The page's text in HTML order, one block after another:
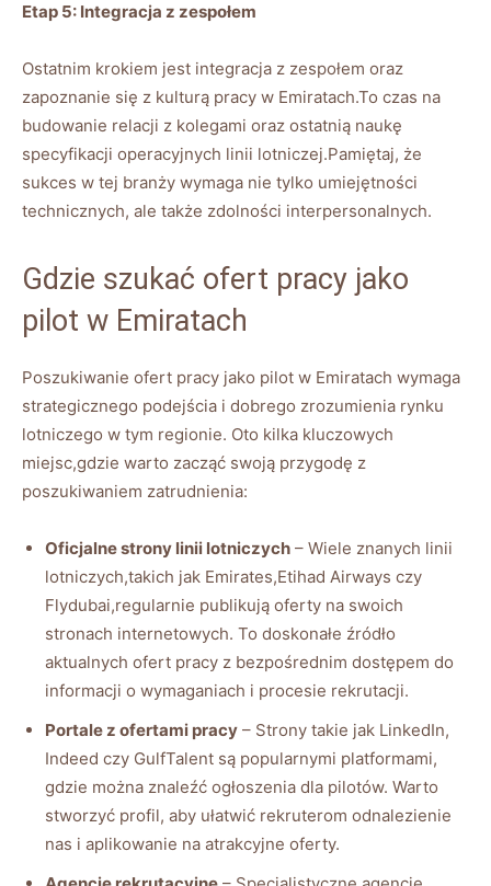
Etap 5: Integracja z zespołem
Ostatnim krokiem jest integracja z zespołem oraz
zapoznanie się z kulturą pracy w Emiratach.To czas na
budowanie relacji z kolegami oraz ostatnią naukę
specyfikacji operacyjnych linii lotniczej.Pamiętaj, że
sukces w tej branży wymaga nie tylko umiejętności
technicznych, ale także zdolności interpersonalnych.
Gdzie szukać ofert pracy jako
pilot w Emiratach
Poszukiwanie ofert pracy jako pilot w Emiratach wymaga
strategicznego podejścia i dobrego zrozumienia rynku
lotniczego w tym regionie. Oto kilka kluczowych
miejsc,gdzie warto zacząć swoją przygodę z
poszukiwaniem zatrudnienia:
Oficjalne strony linii lotniczych – Wiele znanych linii
lotniczych,takich jak Emirates,Etihad Airways czy
Flydubai,regularnie publikują oferty na swoich
stronach internetowych. To doskonałe źródło
aktualnych ofert pracy z bezpośrednim dostępem do
informacji o wymaganiach i procesie rekrutacji.
Portale z ofertami pracy – Strony takie jak LinkedIn,
Indeed czy GulfTalent są popularnymi platformami,
gdzie można znaleźć ogłoszenia dla pilotów. Warto
stworzyć profil, aby ułatwić rekruterom odnalezienie
nas i aplikowanie na atrakcyjne oferty.